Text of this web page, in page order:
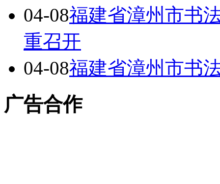
04-08福建省漳州市书
重召开
04-08福建省漳州市书
广告合作